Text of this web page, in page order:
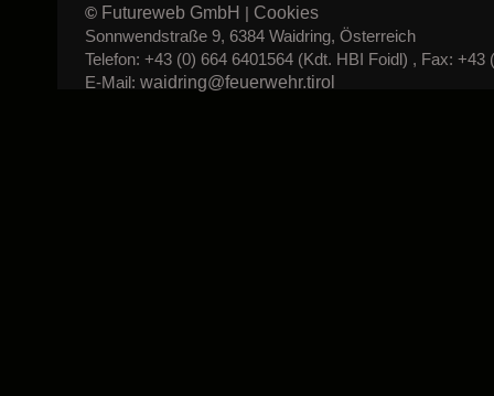
© Futureweb GmbH | Cookies
Sonnwendstraße 9, 6384 Waidring, Österreich
Telefon: +43 (0) 664 6401564 (Kdt. HBI Foidl) , Fax: +43
E-Mail: waidring@feuerwehr.tirol